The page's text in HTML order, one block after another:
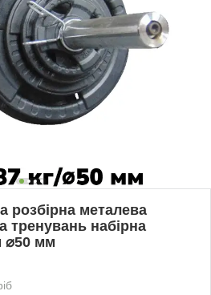
розбірна металева
тренувань набірна
⌀50 мм